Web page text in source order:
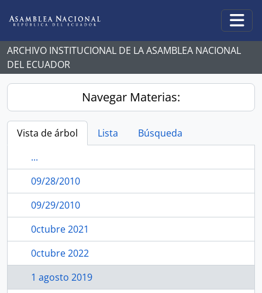
ARCHIVO INSTITUCIONAL DE LA ASAMBLEA NACIONAL
DEL ECUADOR
Navegar Materias:
Vista de árbol Lista
Búsqueda
...
09/28/2010
09/29/2010
0ctubre 2021
0ctubre 2022
1 agosto 2019